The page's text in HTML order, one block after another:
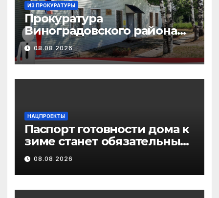
ИЗ ПРОКУРАТУРЫ
Прокуратура
Виноградовского района
информирует об
изменениях
законодательства об
иммунопрофилактике
08.08.2026
НАЦПРОЕКТЫ
Паспорт готовности дома к
зиме станет обязательным
лицензионным
требованием для
управляющих организаций
с 1 сентября 2026 года
08.08.2026